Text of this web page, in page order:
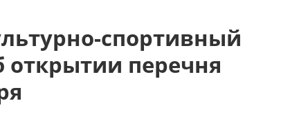
спортивный
открытии перечня